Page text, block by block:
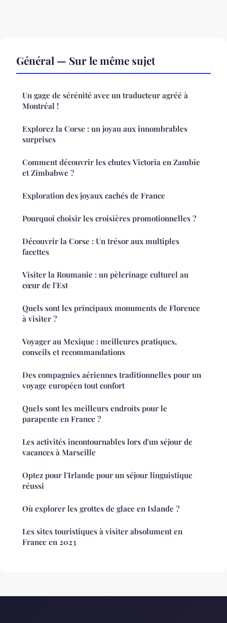
Général — Sur le même sujet
Un gage de sérénité avec un traducteur agréé à
Montréal !
Explorez la Corse : un joyau aux innombrables
surprises
Comment découvrir les chutes Victoria en Zambie
et Zimbabwe ?
Exploration des joyaux cachés de France
Pourquoi choisir les croisières promotionnelles ?
Découvrir la Corse : Un trésor aux multiples
facettes
Visiter la Roumanie : un pèlerinage culturel au
cœur de l'Est
Quels sont les principaux monuments de Florence
à visiter ?
Voyager au Mexique : meilleures pratiques,
conseils et recommandations
Des compagnies aériennes traditionnelles pour un
voyage européen tout confort
Quels sont les meilleurs endroits pour le
parapente en France ?
Les activités incontournables lors d'un séjour de
vacances à Marseille
Optez pour l'Irlande pour un séjour linguistique
réussi
Où explorer les grottes de glace en Islande ?
Les sites touristiques à visiter absolument en
France en 2023